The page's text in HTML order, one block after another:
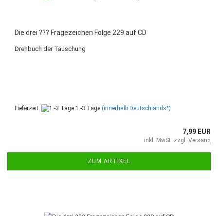
Die drei ??? Fragezeichen Folge 229 auf CD
Drehbuch der Täuschung
Lieferzeit: 1 -3 Tage (innerhalb Deutschlands*)
7,99 EUR
inkl. MwSt. zzgl. Versand
ZUM ARTIKEL